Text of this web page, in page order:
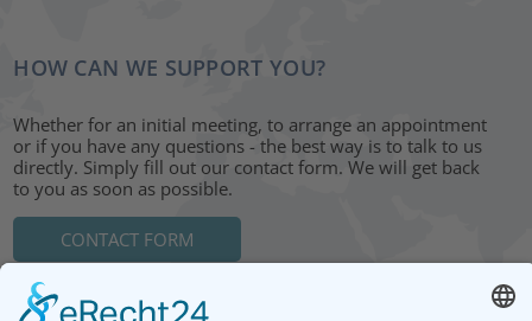
HOW CAN WE SUPPORT YOU?
Whether for an initial meeting, to arrange an appointment
or if you have any questions - the best way is to talk to us
directly. Simply fill out our contact form. We will get back
to you as soon as possible.
CONTACT FORM